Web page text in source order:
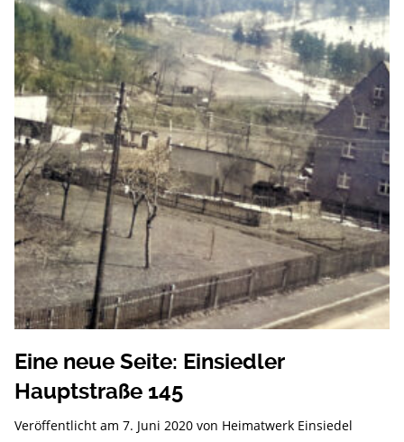
Eine neue Seite: Einsiedler
Hauptstraße 145
Veröffentlicht am 7. Juni 2020von Heimatwerk Einsiedel